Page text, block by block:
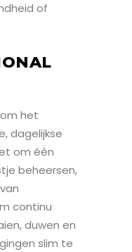
of
het
dagelijkse
om één
beheersen,
continu
duwen en
slim te